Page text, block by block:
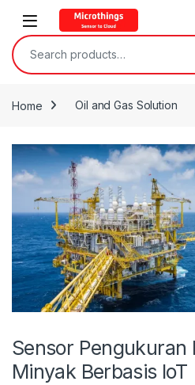
Open
Search for:
Home Oil and Gas Solution
Sensor Pengukuran
Minyak Berbasis IoT